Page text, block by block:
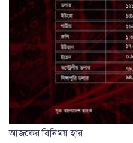
আজকের বিনিময় হার